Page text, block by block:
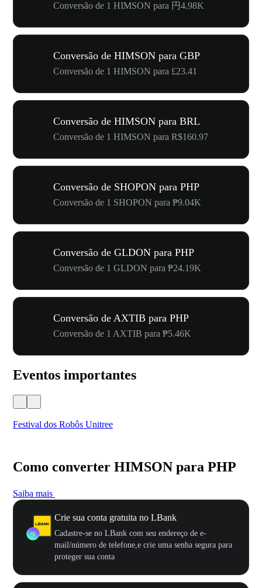
Conversão de 1 HIMSON para 円4.98K
Conversão de HIMSON para GBP
Conversão de 1 HIMSON para £23.41
Conversão de HIMSON para BRL
Conversão de 1 HIMSON para R$160.97
Conversão de SHOPON para PHP
Conversão de 1 SHOPON para ₱9.04K
Conversão de GLDON para PHP
Conversão de 1 GLDON para ₱24.19K
Conversão de AXTIB para PHP
Conversão de 1 AXTIB para ₱5.46K
Eventos importantes
Festival dos Robôs Unitree
Como converter HIMSON para PHP
Saiba mais
Crie sua conta gratuita no LBank
Cadastre-se no LBank com seu endereço de e-
mail/número de telefone,e crie uma senha segura para
proteger sua conta